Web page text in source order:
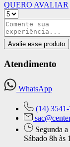
QUERO AVALIAR
Avalie esse produto
Atendimento
WhatsApp
(14)
Segunda
Sábado 8h às